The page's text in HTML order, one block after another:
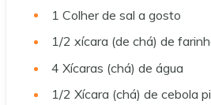
1 Colher de sal a gosto
1/2 xícara (de chá) de
4 Xícaras (chá) de água
1/2 Xícara (chá) de cebola